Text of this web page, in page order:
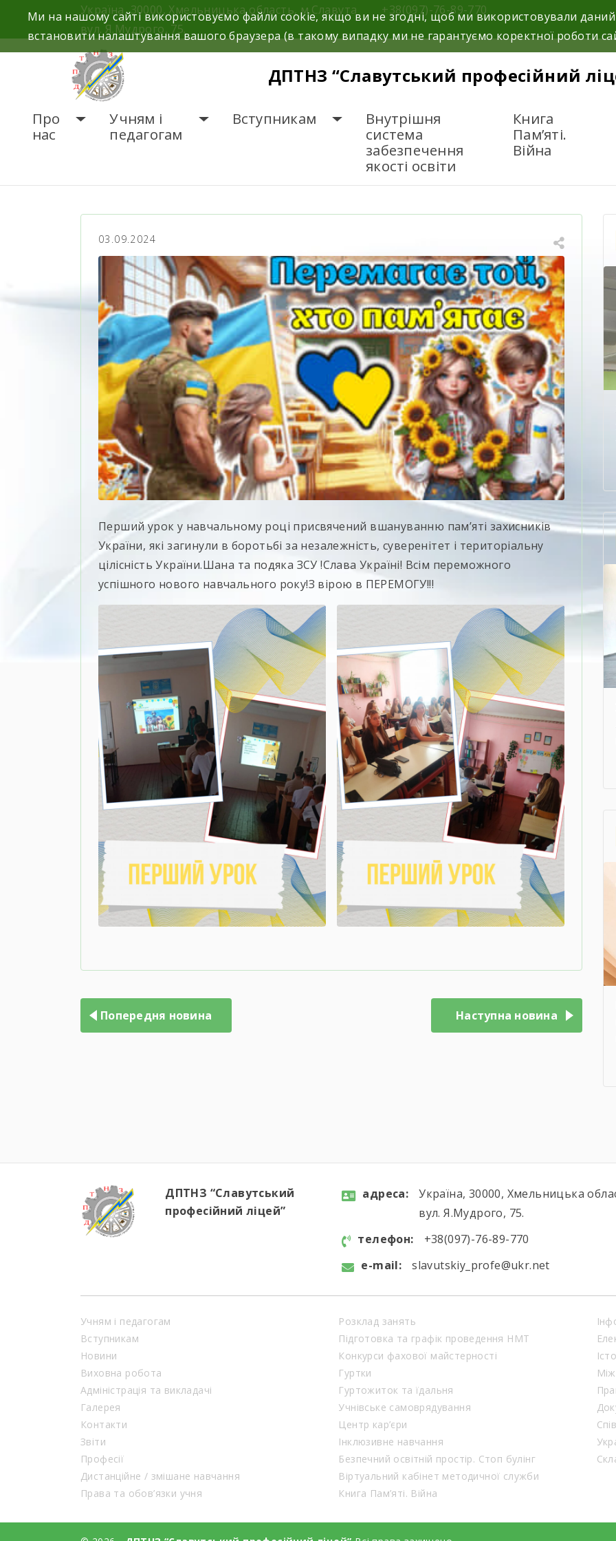
Україна, 30000, Хмельницька область, м.Славута
вул. Я.Мудрого, 75.
+38(097)-76-89-770
ДПТНЗ “Славутський професійний
Про
нас
Учням і
педагогам
Вступникам
Внутрішня
система
забезпечення
якості освіти
Книга
Пам’яті.
Війна
03.09.2024
Перший урок у навчальному році присвячений вшануванню пам’яті захисників
України, які загинули в боротьбі за незалежність, суверенітет і територіальну
цілісність України.Шана та подяка ЗСУ !Слава Україні! Всім переможного
успішного нового навчального року!З вірою в ПЕРЕМОГУ!!!
Попередня новина Наступна новина
Ми на нашому сайті використовуємо файли cookie, якщо ви не згодні, щоб ми використовували
встановити налаштування вашого браузера (в такому випадку ми не гарантуємо коректної роботи
ДПТНЗ “Славутський
професійний ліцей”
aдресa:
Україна, 30000, Хмельницька
вул. Я.Мудрого, 75.
телефон:
+38(097)-76-89-770
e-mail:
slavutskiy_profe@ukr.net
Учням і педагогам
Вступникам
Новини
Виховна робота
Адміністрація та викладачі
Галерея
Контакти
Звіти
Професії
Дистанційне / змішане навчання
Права та обов’язки учня
Розклад занять
Підготовка та графік проведення НМТ
Конкурси фахової майстерності
Гуртки
Гуртожиток та їдальня
Учнівське самоврядування
Центр кар’єри
Інклюзивне навчання
Безпечний освітній простір. Стоп булінг
Віртуальний кабінет методичної служби
Книга Пам’яті. Війна